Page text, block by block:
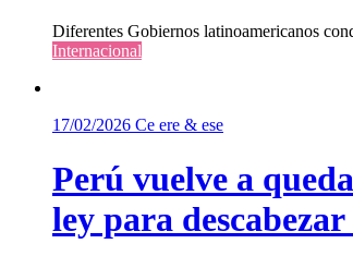
Diferentes Gobiernos latinoamericanos
Internacional
17/02/2026 Ce ere & ese
Perú vuelve a
ley para